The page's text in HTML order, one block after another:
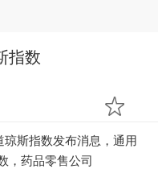
指数
斯指数发布消息，通用
，药品零售公司